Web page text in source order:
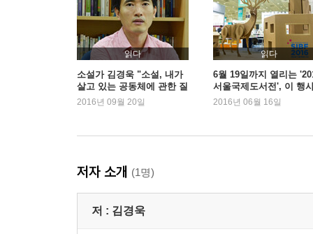
읽다
소설가 김경욱 "소설, 내가
살고 있는 공동체에 관한 질
문"
2016년 09월 20일
읽다
6월 19일까지 열리는
서울국제도서전', 이 행
은!
2016년 06월 16일
저자 소개 (1명)
저 : 김경욱